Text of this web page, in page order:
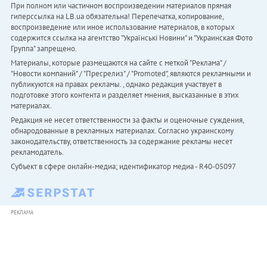
При полном или частичном воспроизведении материалов прямая
гиперссылка на LB.ua обязательна! Перепечатка, копирование,
воспроизведение или иное использование материалов, в которых
содержится ссылка на агентство "Українськi Новини" и "Украинская Фото
Группа" запрещено.
Материалы, которые размещаются на сайте с меткой "Реклама" /
"Новости компаний" / "Пресрелиз" / "Promoted", являются рекламными и
публикуются на правах рекламы. , однако редакция участвует в
подготовке этого контента и разделяет мнения, высказанные в этих
материалах.
Редакция не несет ответственности за факты и оценочные суждения,
обнародованные в рекламных материалах. Согласно украинскому
законодательству, ответственность за содержание рекламы несет
рекламодатель.
Субъект в сфере онлайн-медиа; идентификатор медиа - R40-05097
РЕКЛАМА